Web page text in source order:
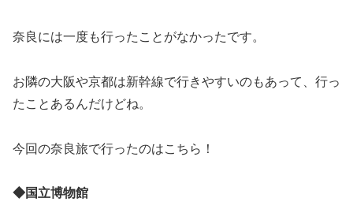
奈良には一度も行ったことがなかったです。
お隣の大阪や京都は新幹線で行きやすいのもあって、行っ
たことあるんだけどね。
今回の奈良旅で行ったのはこちら！
◆国立博物館